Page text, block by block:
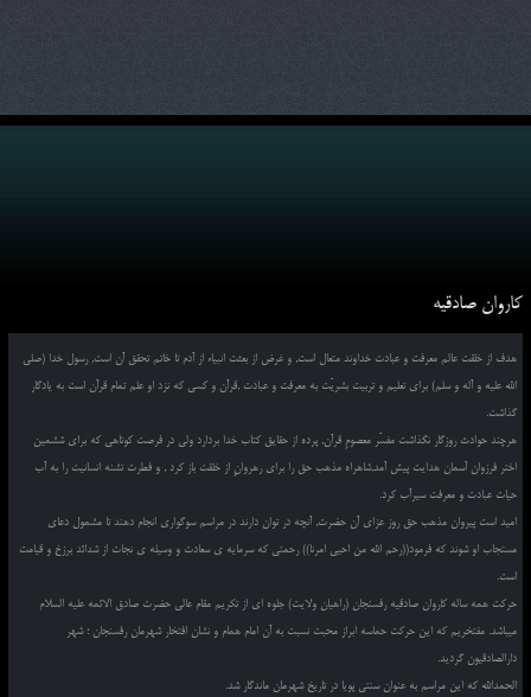
کاروان صادقیه
هدف از خلقت عالم معرفت و عبادت خداوند متعال است, و غرض از بعثت انبیاء از آدم تا خاتم تحقق آن است, رسول خدا (صلی
الله علیه و آله و سلم) برای تعلیم و تربیت بشریّت به معرفت و عبادت ,قرآن و کسی که نزد او علم تمام قرآن است به یادگار
گذاشت.
هرچند حوادث روزگار نگذاشت مفسّر معصومِ قرآن, پرده از حقایق کتاب خدا بردارد ولی در فرصت کوتاهی که برای ششمین
اختر فرزوان آسمان هدایت پیش آمد,شاهراه مذهب حق را برای رهروانِ از خلقت باز کرد , و فطرت تشنه انسانیت را به آب
حیات عبادت و معرفت سیرآب کرد.
امید است پیروان مذهب حق روز عزای آن حضرت, آنچه در توان دارند در مراسم سوگواری انجام دهند تا مشمول دعای
مستجاب او شوند که فرمود((رحم الله من احیی امرنا)) رحمتی که سرمایه ی سعادت و وسیله ی نجات از شدائد برزخ و قیامت
است.
حرکت همه ساله کاروان صادقیه رفسنجان (راهیان ولایت) جلوه ای از تکریم مقام عالی حضرت صادق الائمه علیه السلام
میباشد. مفتخریم که این حرکت حماسه ابراز محبت نسبت به آن امام همام و نشان افتخار شهرمان رفسنجان ؛ شهر
دارالصادقیون گردید.
الحمدالله که این مراسم به عنوان سنتی پویا در تاریخ شهرمان ماندگار شد.